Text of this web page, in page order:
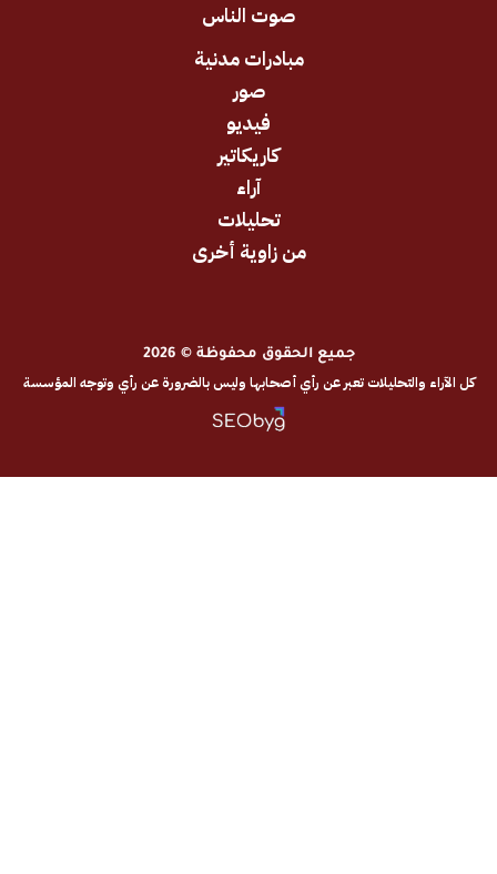
صوت الناس
مبادرات مدنية
من زاوية أخرى
جميع الحقوق محفوظة © 2026
تعبر عن رأي أصحابها وليس بالضرورة عن رأي وتوجه المؤسسة